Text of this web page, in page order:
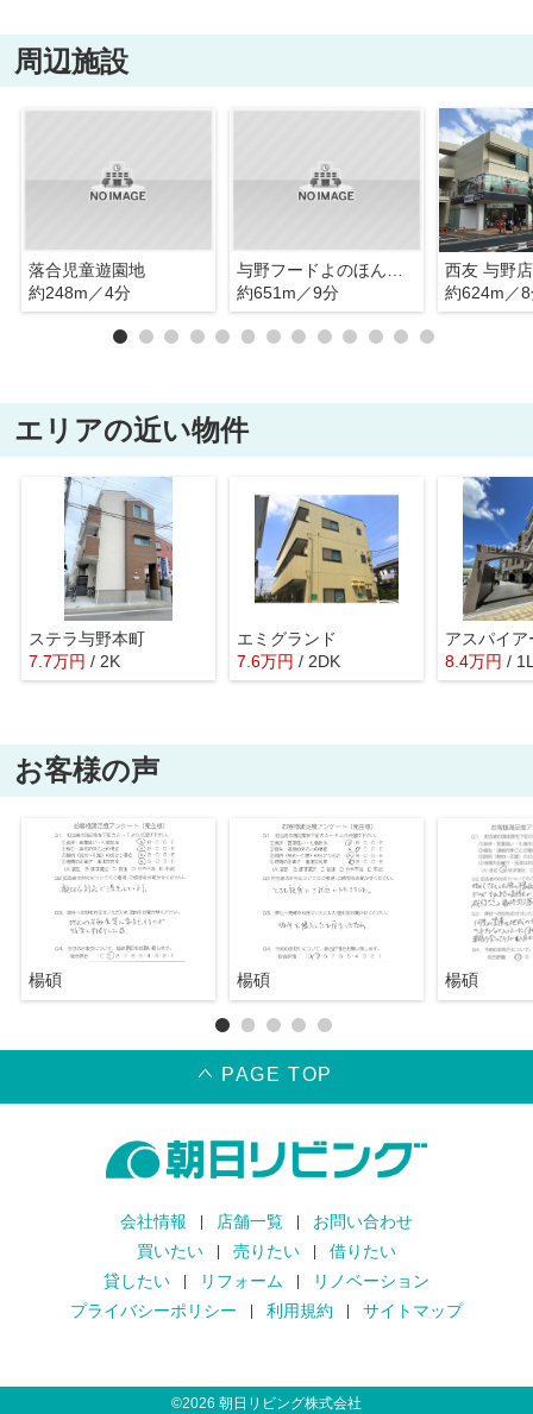
周辺施設
落合児童遊園地
約248m／4分
約651m／9分
西友 与野店
約624m／
エリアの近い物件
ステラ与野本町
7.7万円 / 2K
エミグランド
7.6万円 / 2DK
アスパイ
8.4万円 /
お客様の声
楊碩 楊碩 楊碩
PAGE TOP
会社情報 店舗一覧
お問い合わせ
買いたい
売りたい
借りたい
貸したい
リフォーム
リノベーション
プライバシーポリシー
利用規約 サイトマップ
©2026 朝日リビング株式会社